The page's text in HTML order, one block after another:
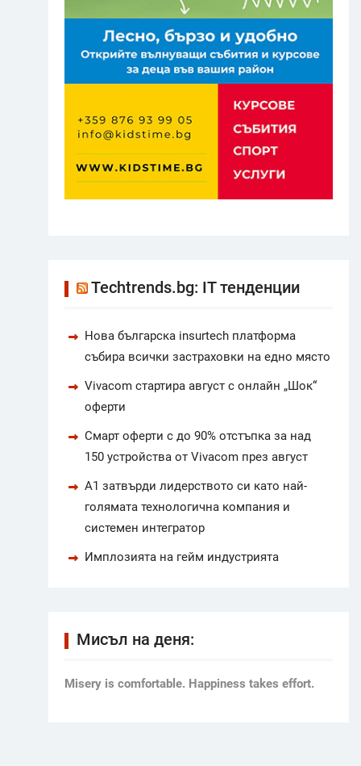
Techtrends.bg: IT тенденции
Нова българска insurtech платформа
събира всички застраховки на едно място
Vivacom стартира август с онлайн „Шок“
оферти
Смарт оферти с до 90% отстъпка за над
150 устройства от Vivacom през август
А1 затвърди лидерството си като най-
голямата технологична компания и
системен интегратор
Имплозията на гейм индустрията
Мисъл на деня:
Мisery is comfortable. Happiness takes effort.